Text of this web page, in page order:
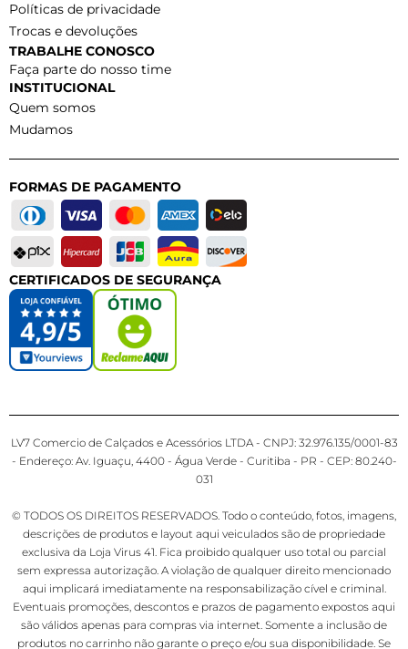
Políticas de privacidade
Trocas e devoluções
TRABALHE CONOSCO
Faça parte do nosso time
INSTITUCIONAL
Quem somos
Mudamos
FORMAS DE PAGAMENTO
CERTIFICADOS DE SEGURANÇA
LV7 Comercio de Calçados e Acessórios LTDA - CNPJ: 32.976.135/0001-83
- Endereço: Av. Iguaçu, 4400 - Água Verde - Curitiba - PR - CEP: 80.240-
031
© TODOS OS DIREITOS RESERVADOS. Todo o conteúdo, fotos, imagens,
descrições de produtos e layout aqui veiculados são de propriedade
exclusiva da Loja Virus 41. Fica proibido qualquer uso total ou parcial
sem expressa autorização. A violação de qualquer direito mencionado
aqui implicará imediatamente na responsabilização cível e criminal.
Eventuais promoções, descontos e prazos de pagamento expostos aqui
são válidos apenas para compras via internet. Somente a inclusão de
produtos no carrinho não garante o preço e/ou sua disponibilidade. Se